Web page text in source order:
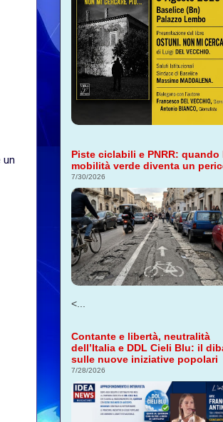
un
Piste ciclabili e PNRR: quando
mobilità verde diventa un
7/30/2026
<...
Contante e libertà, neutralità
dell’Italia e DDL Cieli Blu: il
sulle nuove iniziative popolari
7/28/2026